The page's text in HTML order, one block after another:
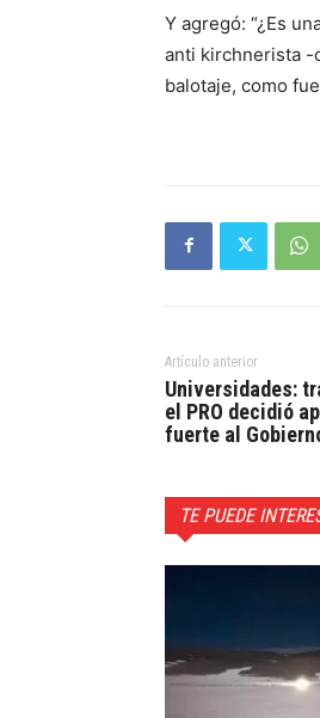
Y agregó: “¿Es
anti kirchnerista -
balotaje, como
Artículo anterior
Universidades:
el PRO decidió
fuerte al
TE PUEDE